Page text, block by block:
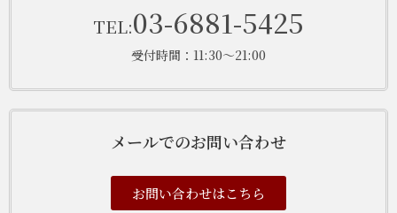
TEL:03-6881-5425
受付時間：11:30～21:00
メールでのお問い合わせ
お問い合わせはこちら